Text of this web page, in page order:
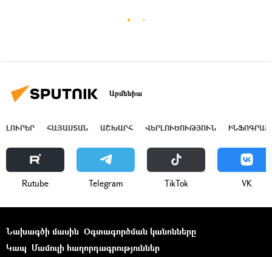
Արմենիա
ԼՈՒՐԵՐ ՀԱՅԱՍՏԱՆ ԱՇԽԱՐՀ ՎԵՐԼՈՒԾՈՒԹՅՈՒՆ
Rutube Telegram ТikТоk VK
Նախագծի մասին Օգտագործման կանոնները
Կապ Մամուլի հաղորդագրություններ